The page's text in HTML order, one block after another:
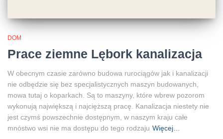
DOM
Prace ziemne Lębork kanalizacja
W obecnym czasie zarówno budowa rurociągów jak i kanalizacji
nie odbędzie się bez specjalistycznych maszyn budowanych,
mowa tutaj o koparkach. Są to maszyny, które wbrew pozorom
wykonują największą i najcięższą pracę. Kanalizacja niestety nie
jest czymś powszechnie dostępnym, w naszym kraju całe
mnóstwo wsi nie ma dostępu do tego rodzaju Więcej…